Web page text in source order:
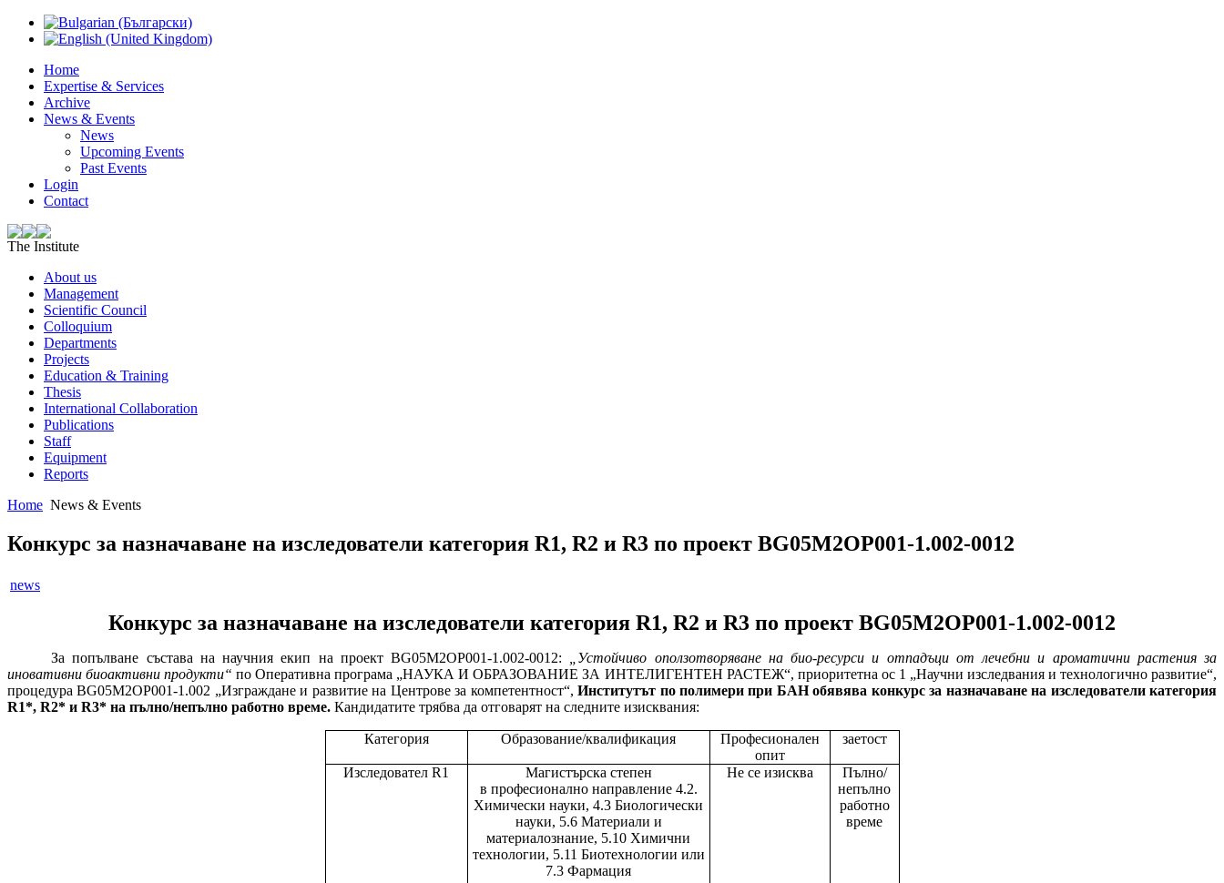
Home
Expertise & Services
Archive
News & Events
News
Upcoming Events
Past Events
Login
Contact
The Institute
About us
Management
Scientific Council
Colloquium
Departments
Projects
Education & Training
Thesis
International Collaboration
Publications
Staff
Equipment
Reports
Home News & Events
Конкурс за назначаване на изследователи категория R1, R2 и R3 по проект BG05M2OP001-1.002-0012
news
Конкурс за назначаване на изследователи категория R1, R2 и R3 по проект BG05M2OP001-1.002-0012
За попълване състава на научния екип на проект BG05M2OP001-1.002-0012:
„Устойчиво оползотворяване на био-ресурси и отпадъци от лечебни и ароматични растения за
иновативни биоактивни продукти“ по Оперативна програма „НАУКА И ОБРАЗОВАНИЕ ЗА ИНТЕЛИГЕНТЕН РАСТЕЖ“, приоритетна ос 1 „Научни изследвания и технологично развитие“,
процедура BG05M2ОP001-1.002 „Изграждане и развитие на Центрове за компетентност“,Институтът по полимери при БАН обявява конкурс за назначаване на изследователи категория
R1*, R2* и R3* на пълно/непълно работно време. Кандидатите трябва да отговарят на следните изисквания:
Категория Образование/квалификация
Професионален
опит
заетост
Изследовател R1
Магистърска степен
в професионално направление 4.2.
Химически науки, 4.3 Биологически
науки, 5.6 Материали и
материалознание, 5.10 Химични
технологии, 5.11 Биотехнологии или
7.3 Фармация
Не се изисква
Пълно/
непълно
работно
време